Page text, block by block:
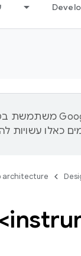
כאלו עשויות
architecture